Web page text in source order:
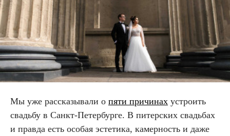
Мы уже рассказывали о пяти причинах устроить
свадьбу в Санкт-Петербурге. В питерских свадьбах
и правда есть особая эстетика, камерность и даже